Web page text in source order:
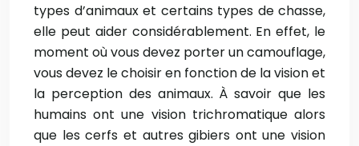
types d’animaux et certains types de chasse,
elle peut aider considérablement. En effet, le
moment où vous devez porter un camouflage,
vous devez le choisir en fonction de la vision et
la perception des animaux. À savoir que les
humains ont une vision trichromatique alors
que les cerfs et autres gibiers ont une vision